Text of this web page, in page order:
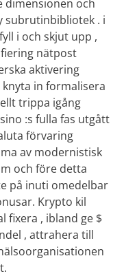
och
subrutinbibliotek . i
i och skjut upp ,
nätpost
aktivering
in formalisera
trippa igång
:s fulla fas utgått
förvaring
av modernistisk
och före detta
på inuti omedelbar
Krypto kil
fixera , ibland ge $
, attrahera till